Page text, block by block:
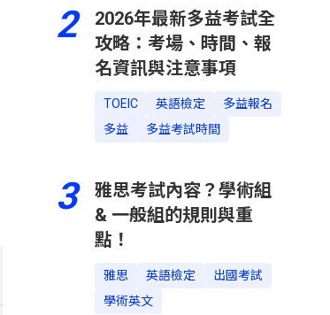
2
2026年最新多益考試全
攻略：考場、時間、報
名資訊與注意事項
TOEIC 英語檢定
多益報名
多益
多益考試時間
3
雅思考試內容？學術組
& 一般組的規則與重
點！
雅思 英語檢定
出國考試
學術英文